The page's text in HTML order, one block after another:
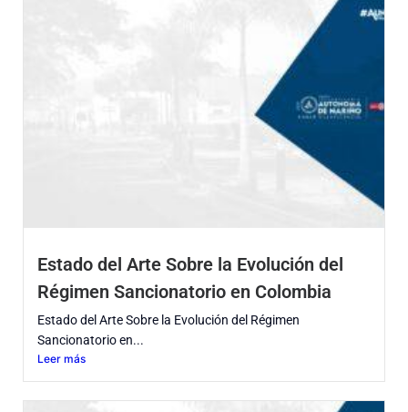
Estado del Arte Sobre la Evolución del
Régimen Sancionatorio en Colombia
Estado del Arte Sobre la Evolución del Régimen
Sancionatorio en...
Leer más